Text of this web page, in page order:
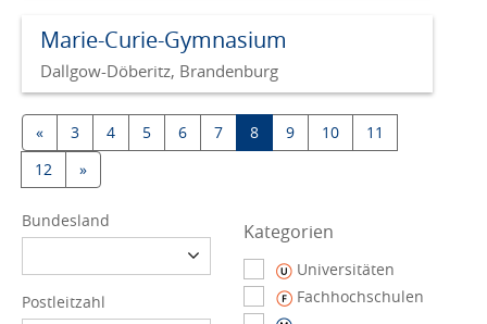
Marie-Curie-Gymnasium
Dallgow-Döberitz, Brandenburg
« 3 4 5 6 7 8 9 10
11
12
»
Bundesland
Postleitzahl
Kategorien
Universitäten
Fachhochschulen